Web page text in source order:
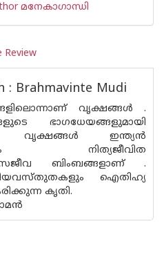
മനേകാഗാന്ധി
Review
: Brahmavinte Mudi
വൃക്ഷങ്ങള്‍ .
ഭാഗധേയങ്ങളുമായി
വൃക്ഷങ്ങള്‍ ഇന്ത്യന്‍
നിത്യജീവിത
സജീവ ബിംബങ്ങളാണ് .
ഐതിഹ്യ
കൃതി.